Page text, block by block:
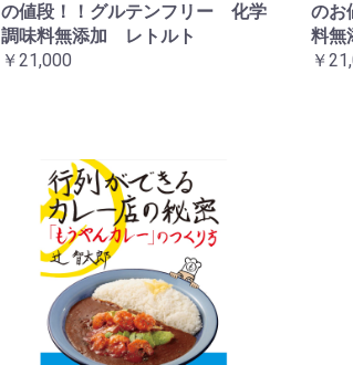
の値段！！グルテンフリー 化学
調味料無添加 レトルト
￥21,000
のお
料無
￥